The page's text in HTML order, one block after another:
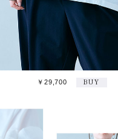
￥29,700 BUY